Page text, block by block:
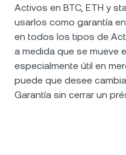
Activos en BTC, ETH y
usarlos como garantía
en todos los tipos de
a medida que se mueve
especialmente útil en
puede que desee
Garantía sin cerrar un